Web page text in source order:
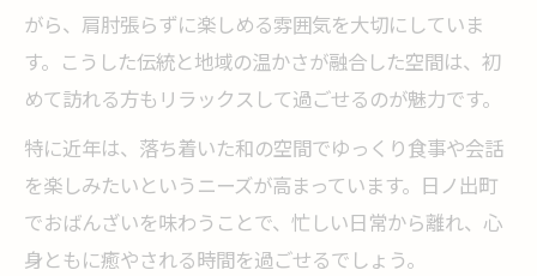
駐車場完備のおばんざい店で安心ランチ
おばんざいを車移動でも楽しむコツとは
アクセス良好なおばんざいレストラン案内
長居したい人へ贈るおばんざいレストラン案内
ゆったり過ごせるおばんざいレストラン特
がら、肩肘張らずに楽しめる雰囲気を大切にしていま
す。こうした伝統と地域の温かさが融合した空間は、初
めて訪れる方もリラックスして過ごせるのが魅力です。
特に近年は、落ち着いた和の空間でゆっくり食事や会話
を楽しみたいというニーズが高まっています。日ノ出町
でおばんざいを味わうことで、忙しい日常から離れ、心
身ともに癒やされる時間を過ごせるでしょう。